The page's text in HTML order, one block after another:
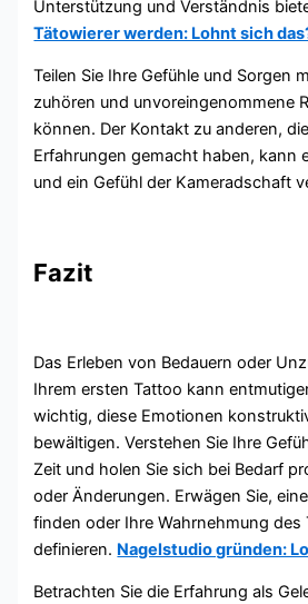
Unterstützung und Verständnis
Tätowierer werden: Lohnt sich
Teilen Sie Ihre Gefühle und Sorgen
zuhören und unvoreingenommene
können. Der Kontakt zu anderen,
Erfahrungen gemacht haben, kann
und ein Gefühl der Kameradschaft
Fazit
Das Erleben von Bedauern oder
Ihrem ersten Tattoo kann
wichtig, diese Emotionen
bewältigen. Verstehen Sie Ihre
Zeit und holen Sie sich bei Bedarf
oder Änderungen. Erwägen Sie,
finden oder Ihre Wahrnehmung des
definieren. Nagelstudio gründen:
Betrachten Sie die Erfahrung als